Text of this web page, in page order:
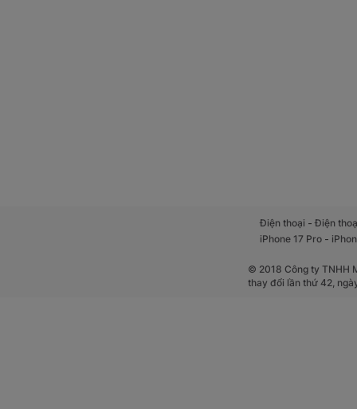
Điện thoại -Điện
iPhone 17 Pro -
© 2018 Công ty TNHH
thay đổi lần thứ 42,